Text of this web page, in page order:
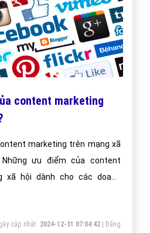
content marketing
marketing trên mạng xã
ưu điểm của content
xã hội dành cho các doanh
cập nhật: 2024-12-31 07:04:42|Đăng